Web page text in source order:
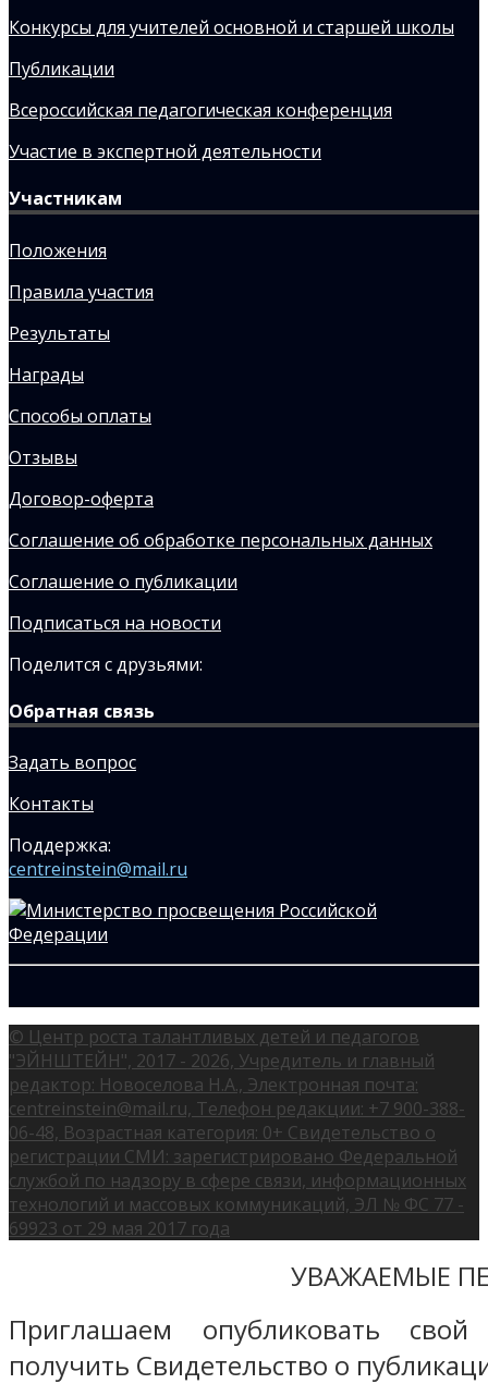
Конкурсы для учителей основной и старшей школы
Публикации
Всероссийская педагогическая конференция
Участие в экспертной деятельности
Участникам
Положения
Правила участия
Результаты
Награды
Способы оплаты
Отзывы
Договор-оферта
Соглашение об обработке персональных данных
Соглашение о публикации
Подписаться на новости
Поделится с друзьями:
Обратная связь
Задать вопрос
Контакты
Поддержка:
centreinstein@mail.ru
© Центр роста талантливых детей и педагогов
"ЭЙНШТЕЙН", 2017 - 2026, Учредитель и главный
редактор: Новоселова Н.А., Электронная почта:
centreinstein@mail.ru, Телефон редакции: +7 900-388-
06-48, Возрастная категория: 0+ Свидетельство о
регистрации СМИ: зарегистрировано Федеральной
службой по надзору в сфере связи, информационных
технологий и массовых коммуникаций, ЭЛ № ФС 77 -
69923 от 29 мая 2017 года
УВАЖАЕМЫЕ
Приглашаем опубликовать
получить Свидетельство о